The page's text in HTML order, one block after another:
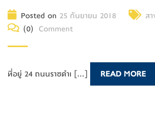
Posted on 25 กันยายน 2018
ส
(0) Comment
ที่อยู่ 24 ถนนราชดำเ [...] READ MORE